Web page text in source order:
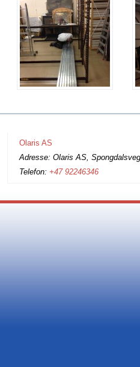
Olaris AS
Adresse: Olaris AS,
Telefon:+47 92246346